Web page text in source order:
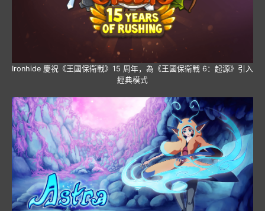
Ironhide 慶祝《王國保衛戰》15 周年，為《王國保衛戰 6：起源》引入
經典模式